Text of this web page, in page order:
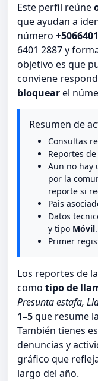
Este perfil reúne
que ayudan a
número
6401 2887 y
objetivo es que
conviene
bloquearel
Resumen de
Consultas
Reportes
Aun no hay
por la
reporte si
Pais
Datos
y tipo Móvil.
Primer
Los reportes de
como tipo de
Presunta estafa,
1–5que resume
También tienes
denuncias y
gráfico que
largo del año.